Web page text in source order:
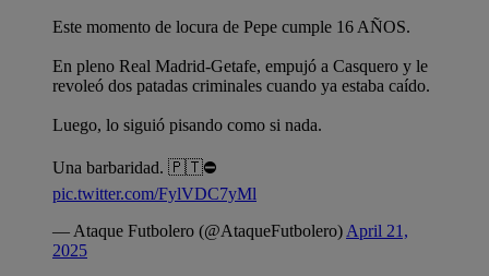
Este momento de locura de Pepe cumple 16 AÑOS.
En pleno Real Madrid-Getafe, empujó a Casquero y le
revoleó dos patadas criminales cuando ya estaba caído.
Luego, lo siguió pisando como si nada.
Una barbaridad. 🇵🇹⛔️
pic.twitter.com/FylVDC7yMl
— Ataque Futbolero (@AtaqueFutbolero) April 21,
2025